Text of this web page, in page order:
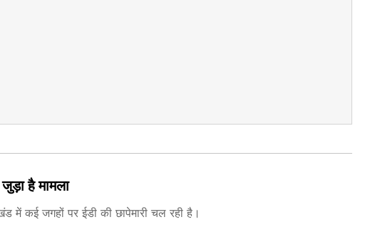
है मामला
में कई जगहों पर ईडी की छापेमारी चल रही है।